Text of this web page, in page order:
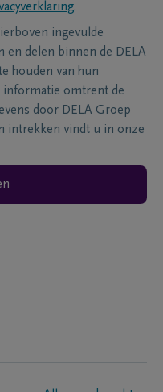
.
ingevulde
en delen binnen de DELA
houden van hun
informatie omtrent de
door DELA Groep
intrekken vindt u in onze